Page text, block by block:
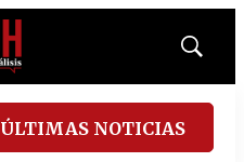
Mostrar
ÚLTIMAS NOTICIAS